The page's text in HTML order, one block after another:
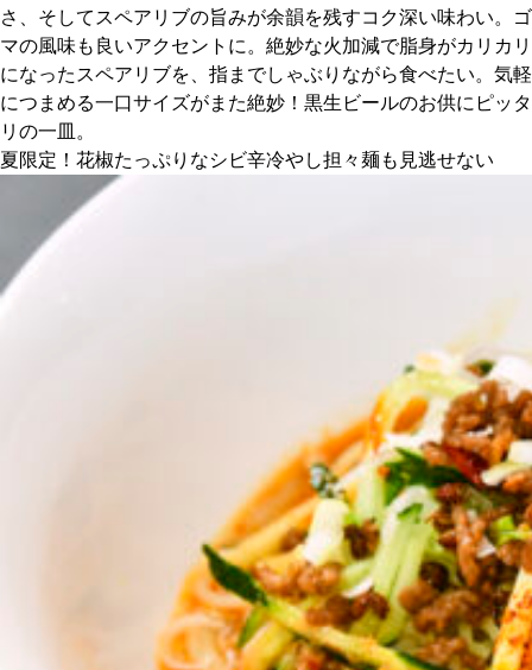
さ、そしてスペアリブの旨みが余韻を残すコク深い味わい。ゴ
マの風味も良いアクセントに。絶妙な火加減で脂身がカリカリ
になったスペアリブを、指までしゃぶりながら食べたい。気軽
につまめる一口サイズがまた絶妙！黒生ビールのお供にピッタ
リの一皿。
夏限定！花椒たっぷりなシビ辛冷やし担々麺も見逃せない